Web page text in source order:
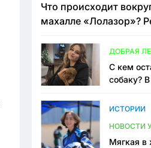
Что происходит
махалле «Лолазор»?
конфликта
ДОБРАЯ
С кем
собаку?
ИСТОРИИ
НОВОСТИ
Мягкая в